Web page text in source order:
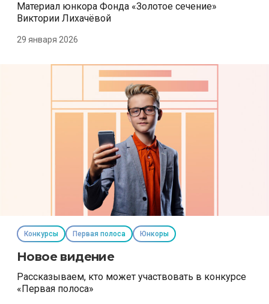
Материал юнкора Фонда «Золотое сечение»
Виктории Лихачёвой
29 января 2026
Конкурсы Первая полоса Юнкоры
Новое видение
Рассказываем, кто может участвовать в конкурсе
«Первая полоса»